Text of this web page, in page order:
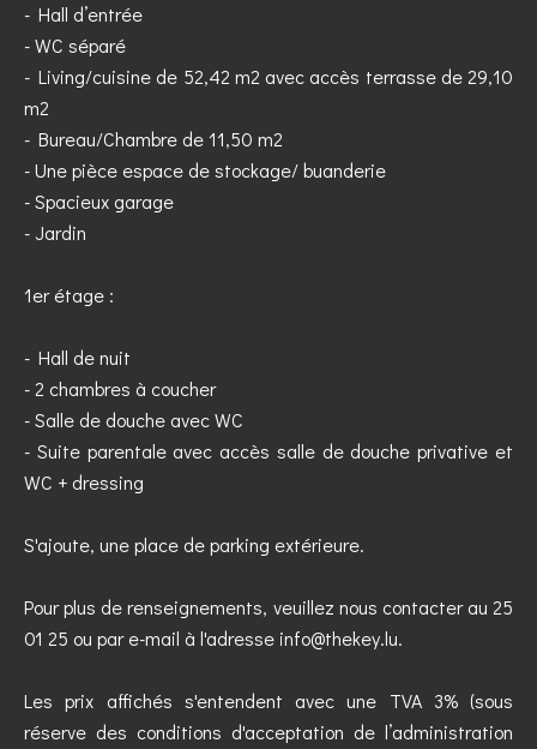
- Hall d’entrée
- WC séparé
- Living/cuisine de 52,42 m2 avec accès terrasse de 29,10
m2
- Bureau/Chambre de 11,50 m2
- Une pièce espace de stockage/ buanderie
- Spacieux garage
- Jardin
1er étage :
- Hall de nuit
- 2 chambres à coucher
- Salle de douche avec WC
- Suite parentale avec accès salle de douche privative et
WC + dressing
S'ajoute, une place de parking extérieure.
Pour plus de renseignements, veuillez nous contacter au 25
01 25 ou par e-mail à l'adresse info@thekey.lu.
Les prix affichés s'entendent avec une TVA 3% (sous
réserve des conditions d'acceptation de l’administration